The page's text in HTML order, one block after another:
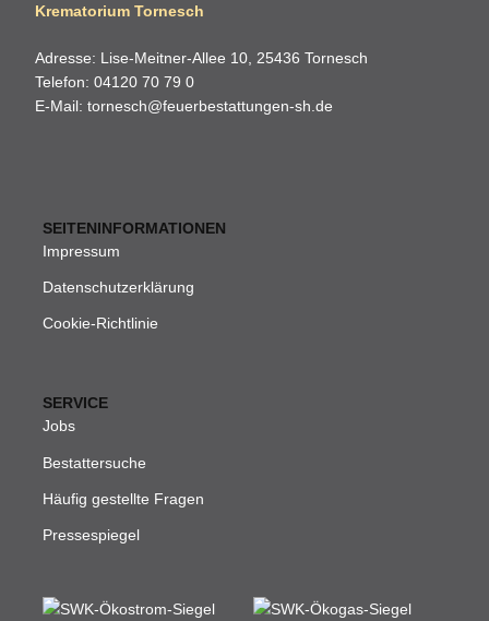
Krematorium Tornesch
Adresse: Lise-Meitner-Allee 10, 25436 Tornesch
Telefon: 04120 70 79 0
E-Mail: tornesch@feuerbestattungen-sh.de
SEITENINFORMATIONEN
Impressum
Datenschutzerklärung
Cookie-Richtlinie
SERVICE
Jobs
Bestattersuche
Häufig gestellte Fragen
Pressespiegel